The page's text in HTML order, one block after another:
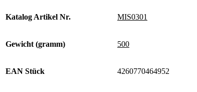
Katalog Artikel Nr. MIS0301
Gewicht (gramm) 500
EAN Stück 4260770464952